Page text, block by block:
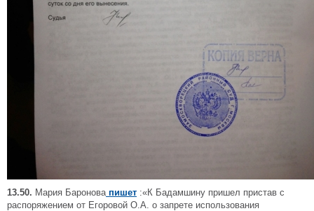
13.50. Мария Бароновапишет :«К Бадамшину пришел пристав с
распоряжением от Егоровой О.А. о запрете использования